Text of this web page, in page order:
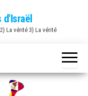
La vérité 3) La vérité